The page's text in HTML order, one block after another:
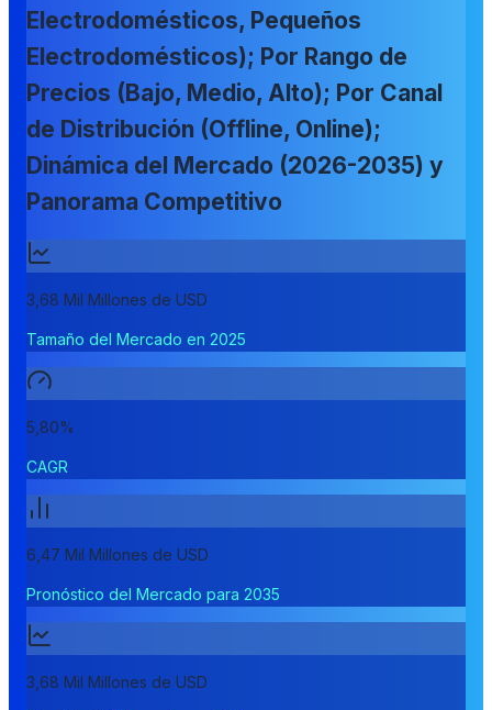
Electrodomésticos, Pequeños
Electrodomésticos); Por Rango de
Precios (Bajo, Medio, Alto); Por Canal
de Distribución (Offline, Online);
Dinámica del Mercado (2026-2035) y
Panorama Competitivo
3,68 Mil Millones de USD
Tamaño del Mercado en 2025
5,80%
CAGR
6,47 Mil Millones de USD
Pronóstico del Mercado para 2035
3,68 Mil Millones de USD